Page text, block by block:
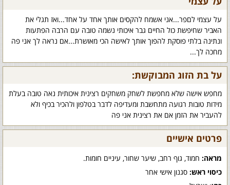
על עצמי לםפר...אני אשמח להקסים אותך אחד על אחד...ואז תגלי את
האביר שחיפשת כול החיים גבר איכותי נשמה טובה עם הרבה הפתעות
ונתינה בלתי פוסקת להפוך אותך לאישה הכי מאושרת...אם נראה לך אני פה
מחכה לך...
על בת הזוג המבוקשת:
מחפש אישה שלא מחפשת לשחק משחקים רצינית איכותית נאה טובה בעלת
מידות טובות רגועה מתחשבת ומעדיפה לדבר בטלפון ולהכיר בכיף ולא
להעביר את הזמן אם את רצינית אני פה
פרטים אישיים
מראה: חמוד, גוף רחב, שיער שחור, עיניים חומות.
כיסוי ראש: סגנון אישי אחר